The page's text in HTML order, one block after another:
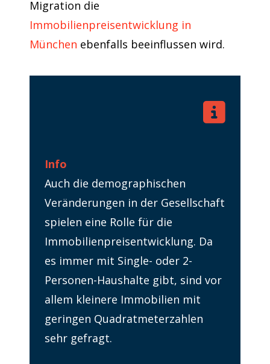
Migration die
Immobilienpreisentwicklung in
München ebenfalls beeinflussen wird.
Info
Auch die demographischen
Veränderungen in der Gesellschaft
spielen eine Rolle für die
Immobilienpreisentwicklung. Da
es immer mit Single- oder 2-
Personen-Haushalte gibt, sind vor
allem kleinere Immobilien mit
geringen Quadratmeterzahlen
sehr gefragt.